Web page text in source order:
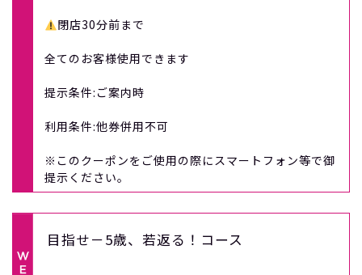
閉店30分前まで
全てのお客様使用できます
提示条件:ご案内時
利用条件:他券併用不可
※このクーポンをご使用の際にスマートフォン等で御
提示ください。
目指せ－5歳、若返る！コース